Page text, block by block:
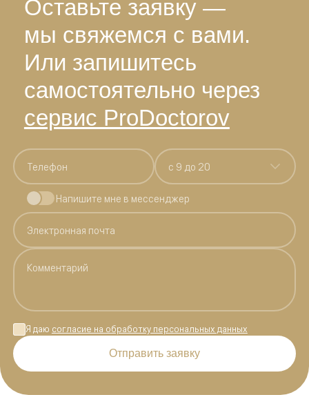
Оставьте заявку —
мы свяжемся с вами.
Или запишитесь
самостоятельно через
сервис ProDoctorov
c 9 до 20
Напишите мне в мессенджер
Я даю согласие на обработку персональных данных
Отправить заявку